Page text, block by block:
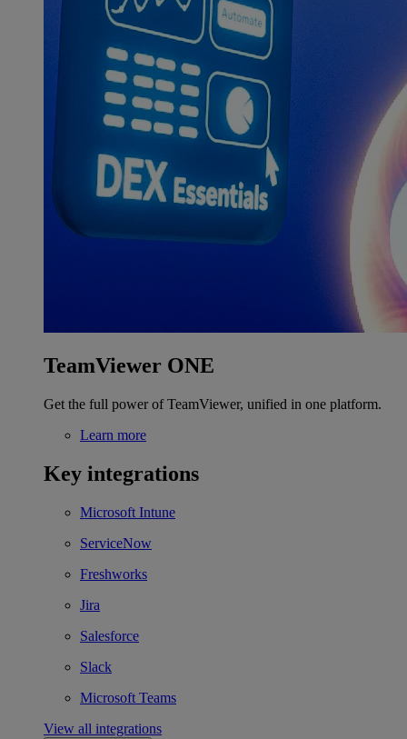
TeamViewer ONE
Get the full power of TeamViewer, unified in one platform.
Learn more
Key integrations
Microsoft Intune
ServiceNow
Freshworks
Jira
Salesforce
Slack
Microsoft Teams
View all integrations